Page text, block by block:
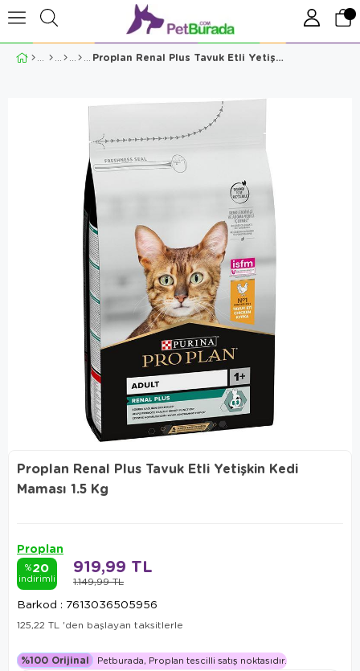
Proplan Renal Plus Tavuk Etli Yetişkin Kedi Maması 1.5 Kg
Proplan Renal Plus Tavuk Etli Yetişkin Kedi
Maması 1.5 Kg
Proplan
%20
indirimli 1.149,99 TL
919,99 TL
Barkod : 7613036505956
125,22 TL 'den başlayan taksitlerle
%100 Orijinal Petburada, Proplan tescilli satış noktasıdır.